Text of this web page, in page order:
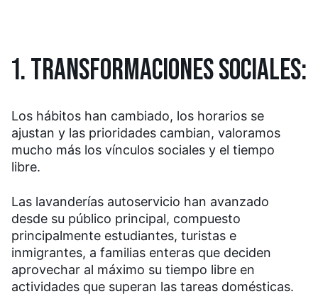
1. TRANSFORMACIONES SOCIALES:
Los hábitos han cambiado, los horarios se
ajustan y las prioridades cambian, valoramos
mucho más los vínculos sociales y el tiempo
libre.
Las lavanderías autoservicio han avanzado
desde su público principal, compuesto
principalmente estudiantes, turistas e
inmigrantes, a familias enteras que deciden
aprovechar al máximo su tiempo libre en
actividades que superan las tareas domésticas.